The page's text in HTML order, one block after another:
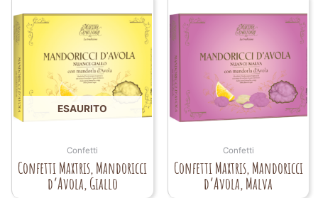
ESAURITO
Confetti
Confetti Maxtris, Mandoricci
d’Avola, Giallo
Confetti
Confetti Maxtris, Mandoricci
d’Avola, Malva